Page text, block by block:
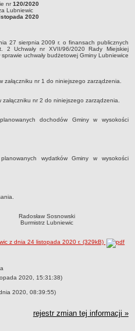
dnia 24 listopada 2020w sprawie
nr120/2020
Lubniewic
2020
27 sierpnia 2009 r. o finansach publicznych
Uchwały nr XVII/96/2020 Rady Miejskiej
uchwały budżetowej Gminy Lubniewice
nr 1 do niniejszego zarządzenia.
nr 2 do niniejszego zarządzenia.
dochodów Gminy w wysokości
wydatków Gminy w wysokości
z dnia 24 listopada 2020 r. (329kB)
2020, 15:31:38)
2020, 08:39:55)
rejestr zmian tej informacji »